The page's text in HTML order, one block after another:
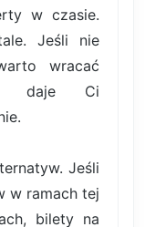
w czasie.
Jeśli nie
wracać
daje Ci
Jeśli
w ramach tej
bilety na